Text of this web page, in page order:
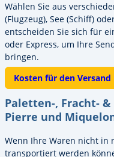
Wählen Sie aus
(Flugzeug), See (Schiff)
entscheiden Sie sich für
oder Express, um Ihre
bringen.
Kosten für den
Paletten-, Fracht-
Pierre und
Wenn Ihre Waren nicht in
transportiert werden